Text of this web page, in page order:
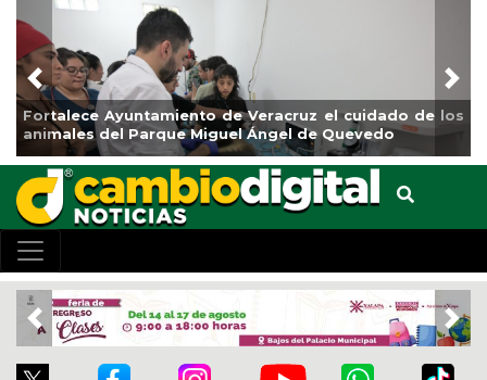
La ciudad de Veracruz se suma a la Jornada Nacional
de Reforestación 2026
Previous
Previous